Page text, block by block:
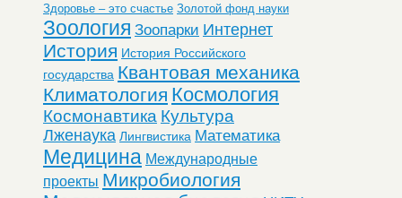
Здоровье – это счастье Золотой фонд науки
Зоология Зоопарки Интернет
История История Российского
государства Квантовая механика
Климатология Космология
Космонавтика Культура
Лженаука Лингвистика Математика
Медицина Международные
проекты Микробиология